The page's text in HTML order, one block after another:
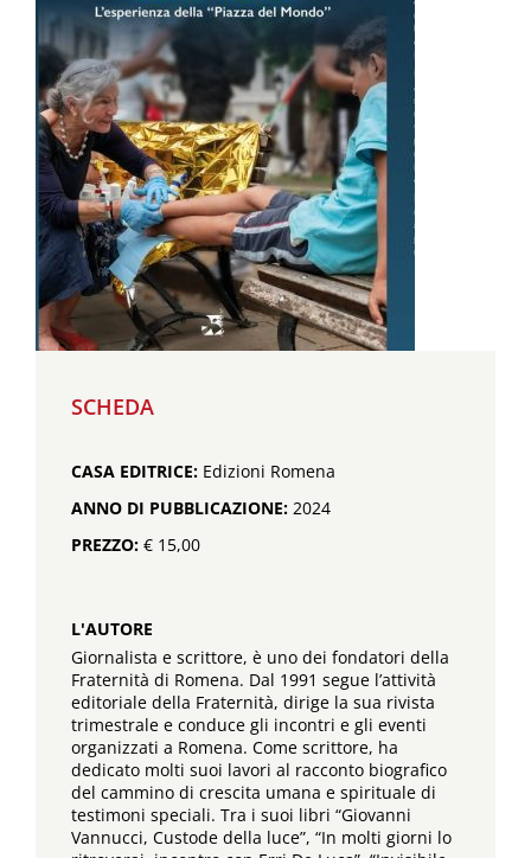
SCHEDA
CASA EDITRICE: Edizioni Romena
ANNO DI PUBBLICAZIONE: 2024
PREZZO: € 15,00
L'AUTORE
Giornalista e scrittore, è uno dei fondatori della
Fraternità di Romena. Dal 1991 segue l’attività
editoriale della Fraternità, dirige la sua rivista
trimestrale e conduce gli incontri e gli eventi
organizzati a Romena. Come scrittore, ha
dedicato molti suoi lavori al racconto biografico
del cammino di crescita umana e spirituale di
testimoni speciali. Tra i suoi libri “Giovanni
Vannucci, Custode della luce”, “In molti giorni lo